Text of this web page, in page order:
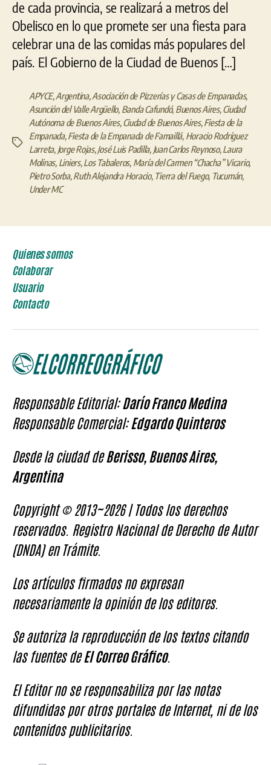
de cada provincia, se realizará a metros del
Obelisco en lo que promete ser una fiesta para
celebrar una de las comidas más populares del
país. El Gobierno de la Ciudad de Buenos […]
Etiquetas
APYCE,Argentina,Asociación de Pizzerías y Casas de Empanadas,
Asunción del Valle Argüello, Banda Cafundó, Buenos Aires,Ciudad
Autónoma de Buenos Aires,Ciudad de Buenos Aires,Fiesta de la
Empanada,Fiesta de la Empanada de Famaillá, Horacio Rodríguez
Larreta, Jorge Rojas,José Luis Padilla, Juan Carlos Reynoso,Laura
Molinas, Liniers,Los Tabaleros, María del Carmen “Chacha” Vicario,
Pietro Sorba,Ruth Alejandra Horacio, Tierra del Fuego, Tucumán,
Under MC
Quienes somos
Colaborar
Usuario
Contacto
Responsable Editorial:Darío Franco Medina
Responsable Comercial:Edgardo Quinteros
Desde la ciudad deBerisso, Buenos Aires,
Argentina
Copyright © 2013~2026 | Todos los derechos
reservados. Registro Nacional de Derecho de Autor
(DNDA) en Trámite.
Los artículos firmados no expresan
necesariamente la opinión de los editores.
Se autoriza la reproducción de los textos citando
las fuentes deEl Correo Gráfico.
El Editor no se responsabiliza por las notas
difundidas por otros portales de Internet, ni de los
contenidos publicitarios.